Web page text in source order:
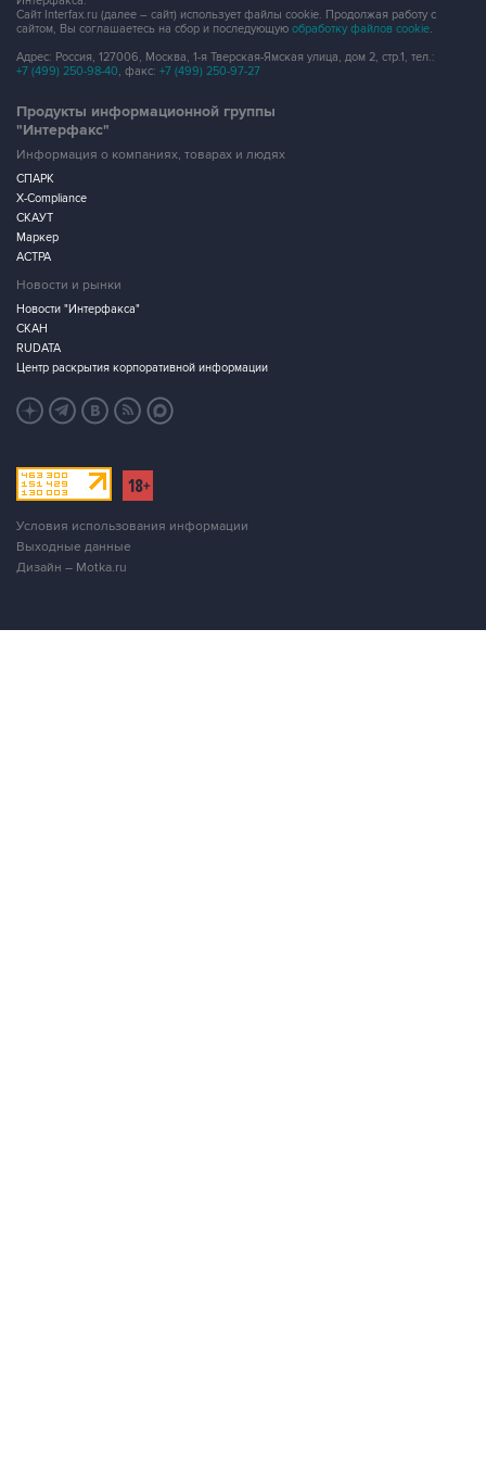
Адрес: Россия, 127006, Москва, 1-я Тверская-Ямская улица, дом 2, стр.1, тел.:
+7 (499) 250-98-40, факс: +7 (499) 250-97-27
Продукты информационной группы
Информация о компаниях, товарах и людях
СПАРК
X-Compliance
СКАУТ
Маркер
АСТРА
Новости и рынки
Новости "Интерфакса"
СКАН
RUDATA
Центр раскрытия корпоративной информации
Условия использования информации
Выходные данные
Дизайн – Motka.ru